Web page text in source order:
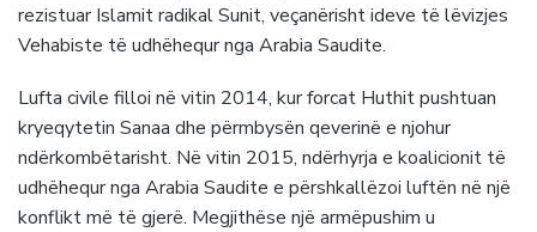
rezistuar Islamit radikal Sunit, veçanërisht ideve të lëvizjes
Vehabiste të udhëhequr nga Arabia Saudite.
Lufta civile filloi në vitin 2014, kur forcat Huthit pushtuan
kryeqytetin Sanaa dhe përmbysën qeverinë e njohur
ndërkombëtarisht. Në vitin 2015, ndërhyrja e koalicionit të
udhëhequr nga Arabia Saudite e përshkallëzoi luftën në një
konflikt më të gjerë. Megjithëse një armëpushim u